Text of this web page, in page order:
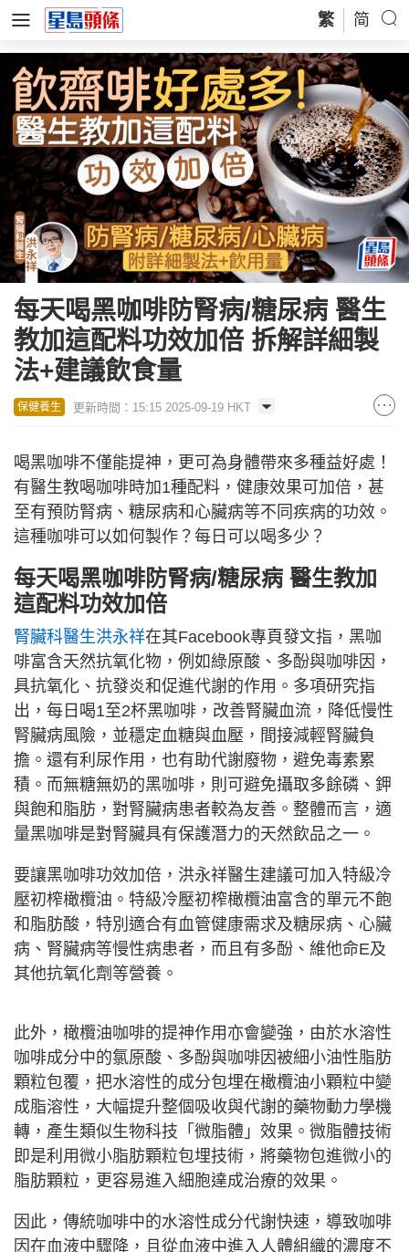
繁 简
每天喝黑咖啡防腎病/糖尿病 醫生
教加這配料功效加倍 拆解詳細製
法+建議飲食量
保健養生 更新時間：15:15 2025-09-19 HKT
喝黑咖啡不僅能提神，更可為身體帶來多種益好處！
有醫生教喝咖啡時加1種配料，健康效果可加倍，甚
至有預防腎病、糖尿病和心臟病等不同疾病的功效。
這種咖啡可以如何製作？每日可以喝多少？
每天喝黑咖啡防腎病/糖尿病 醫生教加
這配料功效加倍
腎臟科醫生洪永祥在其Facebook專頁發文指，黑咖
啡富含天然抗氧化物，例如綠原酸、多酚與咖啡因，
具抗氧化、抗發炎和促進代謝的作用。多項研究指
出，每日喝1至2杯黑咖啡，改善腎臟血流，降低慢性
腎臟病風險，並穩定血糖與血壓，間接減輕腎臟負
擔。還有利尿作用，也有助代謝廢物，避免毒素累
積。而無糖無奶的黑咖啡，則可避免攝取多餘磷、鉀
與飽和脂肪，對腎臟病患者較為友善。整體而言，適
量黑咖啡是對腎臟具有保護潛力的天然飲品之一。
要讓黑咖啡功效加倍，洪永祥醫生建議可加入特級冷
壓初榨橄欖油。特級冷壓初榨橄欖油富含的單元不飽
和脂肪酸，特別適合有血管健康需求及糖尿病、心臟
病、腎臟病等慢性病患者，而且有多酚、維他命E及
其他抗氧化劑等營養。
此外，橄欖油咖啡的提神作用亦會變強，由於水溶性
咖啡成分中的氯原酸、多酚與咖啡因被細小油性脂肪
顆粒包覆，把水溶性的成分包埋在橄欖油小顆粒中變
成脂溶性，大幅提升整個吸收與代謝的藥物動力學機
轉，產生類似生物科技「微脂體」效果。微脂體技術
即是利用微小脂肪顆粒包埋技術，將藥物包進微小的
脂肪顆粒，更容易進入細胞達成治療的效果。
因此，傳統咖啡中的水溶性成分代謝快速，導致咖啡
因在血液中驟降，且從血液中進入人體組織的濃度不